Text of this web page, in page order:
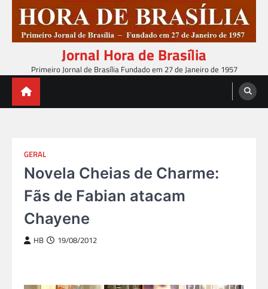
content
Jornal Hora de Brasília
Primeiro Jornal de Brasília Fundado em 27 de Janeiro de 1957
GERAL
Novela Cheias de Charme:
Fãs de Fabian atacam
Chayene
HB 19/08/2012